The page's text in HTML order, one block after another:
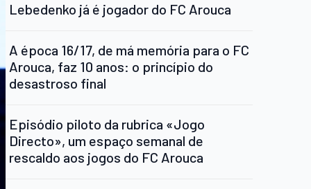
Lebedenko já é jogador do FC Arouca
A época 16/17, de má memória para o FC
Arouca, faz 10 anos: o princípio do
desastroso final
Episódio piloto da rubrica «Jogo
Directo», um espaço semanal de
rescaldo aos jogos do FC Arouca